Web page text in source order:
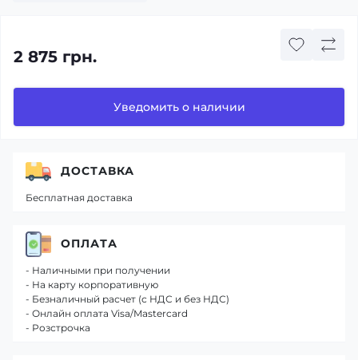
2 875 грн.
Уведомить о наличии
ДОСТАВКА
Бесплатная доставка
ОПЛАТА
- Наличными при получении
- На карту корпоративную
- Безналичный расчет (с НДС и без НДС)
- Онлайн оплата Visa/Mastercard
- Розстрочка